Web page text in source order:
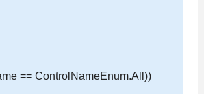
== ControlNameEnum.All))